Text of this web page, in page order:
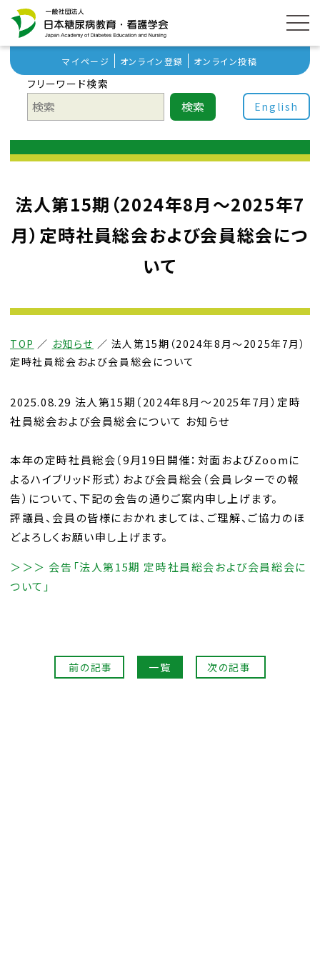
マイページ オンライン登録 オンライン投稿
フリーワード検索
検索 English
法人第15期（2024年8月～2025年7
月）定時社員総会および会員総会につ
いて
TOP ／ お知らせ ／ 法人第15期（2024年8月～2025年7月）
定時社員総会および会員総会について
2025.08.29 法人第15期（2024年8月～2025年7月）定時
社員総会および会員総会について お知らせ
本年の定時社員総会（9月19日開催：対面およびZoomに
よるハイブリッド形式）および会員総会（会員レターでの報
告）について、下記の会告の通りご案内申し上げます。
評議員、会員の皆様におかれましては、ご理解、ご協力のほ
どよろしくお願い申し上げます。
＞＞＞ 会告「法人第15期 定時社員総会および会員総会に
ついて」
前の記事 一覧 次の記事